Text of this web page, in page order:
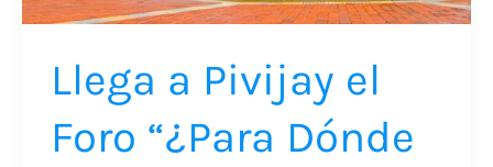
Llega a Pivijay el
Foro “¿Para Dónde
un
para
la